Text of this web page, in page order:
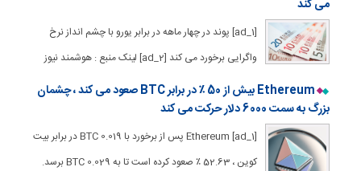
می کند
[ad_1] پوند در چهار ماهه در برابر یورو با چشم انداز نرخ
واگرایی برخورد می کند [ad_2] لینک منبع : هوشمند نیوز
Ethereum بیش از 50 ٪ در برابر BTC صعود می کند ، چشمان
بزرگ به سمت 6000 دلار حرکت می کند
[ad_1] Ethereum پس از برخورد با 0.019 BTC در برابر بیت
کوین ، 52.63 ٪ صعود کرده است تا به 0.029 BTC برسد.